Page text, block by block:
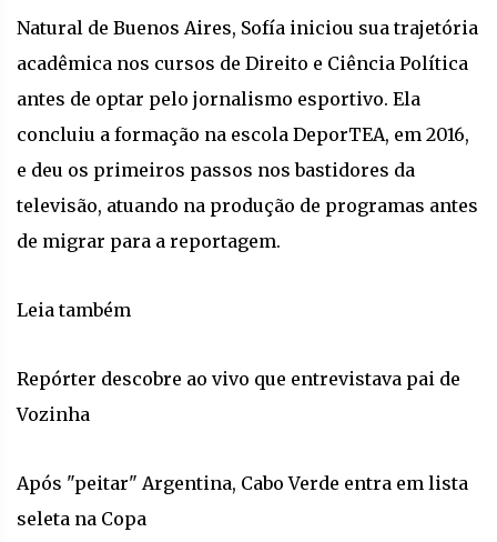
Natural de Buenos Aires, Sofía iniciou sua trajetória
acadêmica nos cursos de Direito e Ciência Política
antes de optar pelo jornalismo esportivo. Ela
concluiu a formação na escola DeporTEA, em 2016,
e deu os primeiros passos nos bastidores da
televisão, atuando na produção de programas antes
de migrar para a reportagem.
Leia também
Repórter descobre ao vivo que entrevistava pai de
Vozinha
Após "peitar" Argentina, Cabo Verde entra em lista
seleta na Copa